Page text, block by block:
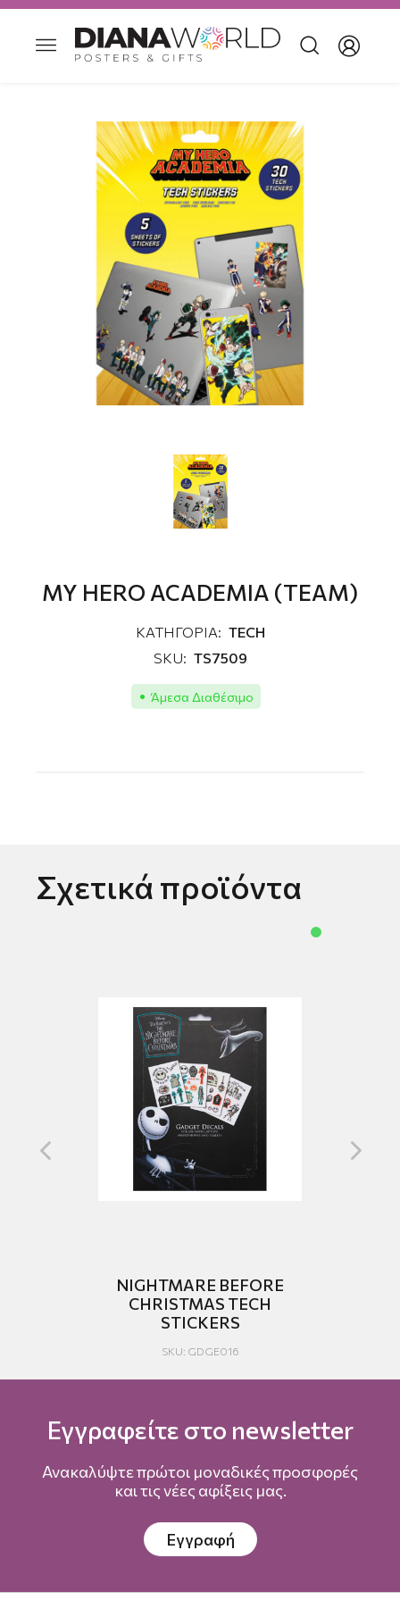
MY HERO ACADEMIA (TEAM)
ΚΑΤΗΓΟΡΙΑ: TECH
SKU: TS7509
Άμεσα Διαθέσιμο
Σχετικά προϊόντα
NIGHTMARE BEFORE
CHRISTMAS TECH
STICKERS
SKU: GDGE016
Εγγραφείτε στο newsletter
Ανακαλύψτε πρώτοι μοναδικές προσφορές
και τις νέες αφίξεις μας.
Εγγραφή